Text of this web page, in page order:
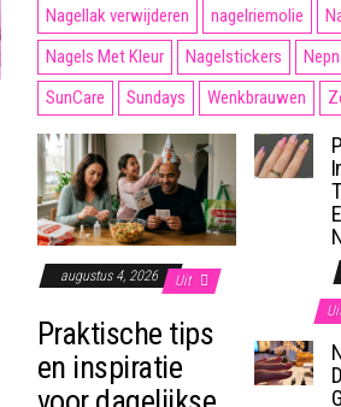
Nagellak verwijderen
nagelriemolie
Nagels Met Kleur
Nagelstickers
SunCare
Sundays Wenkbrauwen
augustus 4, 2026 Uit
Praktische tips
en inspiratie